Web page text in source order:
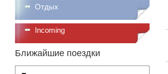
Отдых
Incoming
Ближайшие поездки